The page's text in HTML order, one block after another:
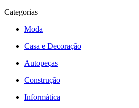
Categorias
Moda
Casa e Decoração
Autopeças
Construção
Informática